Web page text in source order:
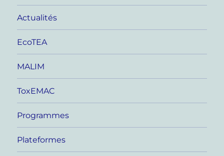
Actualités
EcoTEA
MALIM
ToxEMAC
Programmes
Plateformes